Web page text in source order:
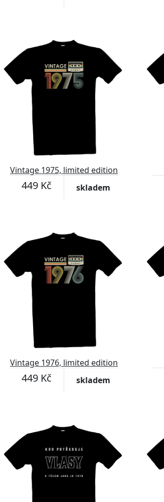
Vintage 1975, limited edition
449 Kč skladem
Vintage 1976, limited edition
449 Kč skladem